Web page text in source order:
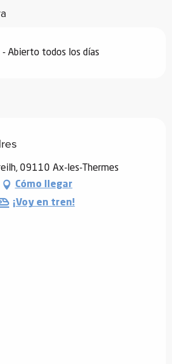
- Abierto todos los días
09110 Ax-les-Thermes
Cómo llegar
¡Voy en tren!